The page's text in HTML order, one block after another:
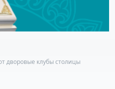
дворовые клубы столицы